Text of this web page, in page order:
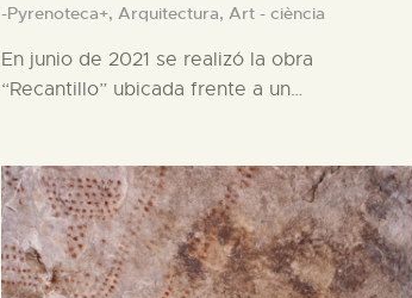
-Pyrenoteca+, Arquitectura, Art - ciència
En junio de 2021 se realizó la obra
“Recantillo” ubicada frente a un…